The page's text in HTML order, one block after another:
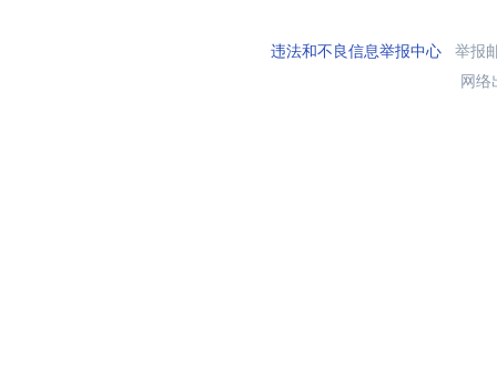
违法和不良信息举报中心举报
网